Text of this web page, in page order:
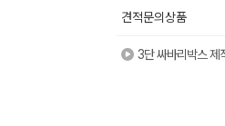
견적문의상품
3단 싸바리박스 제